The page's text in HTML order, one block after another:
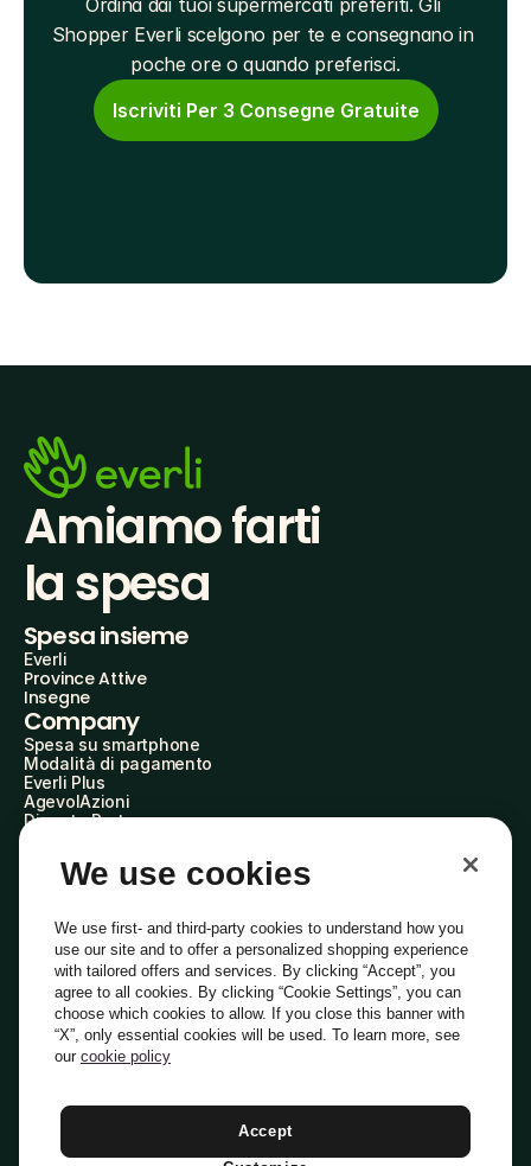
Ordina dai tuoi supermercati preferiti. Gli
Shopper Everli scelgono per te e consegnano in
poche ore o quando preferisci.
Iscriviti Per 3 Consegne Gratuite
Amiamo farti
la spesa
Spesa insieme
Everli
Province Attive
Insegne
Company
Spesa su smartphone
Modalità di pagamento
Everli Plus
AgevolAzioni
Diventa Partner
Everli Shoppers
About Us
Everli News
Domande frequenti
Lavora con noi
Diventa Shopper
Investitori
PrivacyCookiePreferenze Cookie
Termini e CondizioniCodice Etico
Indirizzo PEC: everli@pec.it - indirizzo DPO: dpo@everli.com
Italiano
We use cookies
We use first- and third-party cookies to understand how you
use our site and to offer a personalized shopping experience
with tailored offers and services. By clicking “Accept”, you
agree to all cookies. By clicking “Cookie Settings”, you can
choose which cookies to allow. If you close this banner with
“X”, only essential cookies will be used. To learn more, see
our cookie policy
Accept